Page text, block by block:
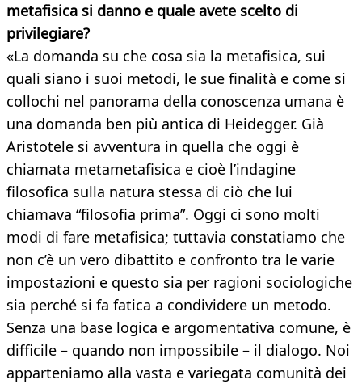
metafisica si danno e quale avete scelto di
privilegiare?
«La domanda su che cosa sia la metafisica, sui
quali siano i suoi metodi, le sue finalità e come si
collochi nel panorama della conoscenza umana è
una domanda ben più antica di Heidegger. Già
Aristotele si avventura in quella che oggi è
chiamata metametafisica e cioè l’indagine
filosofica sulla natura stessa di ciò che lui
chiamava “filosofia prima”. Oggi ci sono molti
modi di fare metafisica; tuttavia constatiamo che
non c’è un vero dibattito e confronto tra le varie
impostazioni e questo sia per ragioni sociologiche
sia perché si fa fatica a condividere un metodo.
Senza una base logica e argomentativa comune, è
difficile – quando non impossibile – il dialogo. Noi
apparteniamo alla vasta e variegata comunità dei